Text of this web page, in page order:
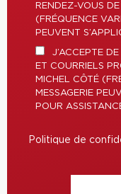
RENDEZ-VOUS
(FRÉQUENCE
PEUVENT
J’ACCEPTE
ET COURRIELS
MICHEL CÔTÉ
MESSAGERIE
POUR
Politique de